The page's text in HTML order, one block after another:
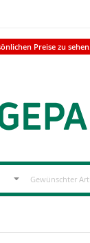
Preise zu sehen.